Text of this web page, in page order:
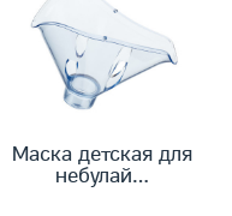
Маска детская для
небулай…